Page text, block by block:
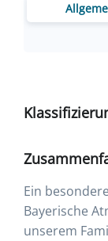
Ein
Bayerische
unserem